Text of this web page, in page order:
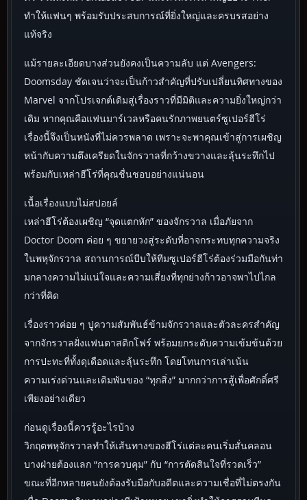
ทำให้แฟนๆ พร้อมรับประสบการณ์ที่ยิ่งใหญ่และครบรสอย่าง
แท้จริง
แม้รายละเอียดบางส่วนยังคงเป็นความลับ แต่ Avengers:
Doomsday ชัดเจนว่าจะเป็นก้าวสำคัญที่ปรับเปลี่ยนทิศทางของ
Marvel จากโปรเจกต์เดิมสู่เรื่องราวที่มีมิติและความยิ่งใหญ่กว่า
เดิม หากคุณคือแฟนมาร์เวลหรือคนรักภาพยนตร์ซูเปอร์ฮีโร่
เรื่องนี้จึงเป็นหนังที่ไม่ควรพลาด เพราะจะพาคุณเข้าสู่การเผชิญ
หน้ากับความตึงเครียดในจักรวาลที่กว้างขวางและลุ้นระทึกไป
พร้อมกับเหล่าฮีโร่ที่คุณชื่นชอบอย่างแน่นอน
เนื้อเรื่องแบบไม่สปอยล์
เหล่าฮีโร่ต้องเผชิญ “จุดแตกหัก” ของจักรวาล เมื่อภัยจาก
Doctor Doom ค่อย ๆ ขยายวงสู่ระดับที่อาจกระทบทุกความจริง
ในพหุจักรวาล สถานการณ์บีบให้ทีมซูเปอร์ฮีโร่ต้องร่วมมือกันท่า
มกลางความไม่แน่ใจและความเสี่ยงที่ทุกย่างก้าวอาจพาไปไกล
กว่าที่คิด
เรื่องราวค่อย ๆ ปูความสัมพันธ์ข้ามจักรวาลและตัวละครสำคัญ
จากจักรวาลฝั่งแฟนตาสติกโฟร์ พร้อมยกระดับความเข้มข้นด้วย
การปะทะที่ทั้งดุเดือดและลุ้นระทึก โดยโทนการเล่าเน้น
ความเร่งด่วนและเดิมพันของ “ทุกสิ่ง” มากกว่าการสู้เพื่อศักดิ์ศรี
เพียงอย่างเดียว
ก่อนดูเรื่องนี้ควรรู้อะไรบ้าง
วิกฤตพหุจักรวาลทำให้เส้นทางของฮีโร่แต่ละคนเริ่มสั่นคลอน
บางฝ่ายต้องแลก “การควบคุม” กับ “การตัดสินใจที่รวดเร็ว”
ขณะที่อีกหลายคนยังต้องรับมือกับอดีตและความเชื่อที่ไม่ตรงกัน